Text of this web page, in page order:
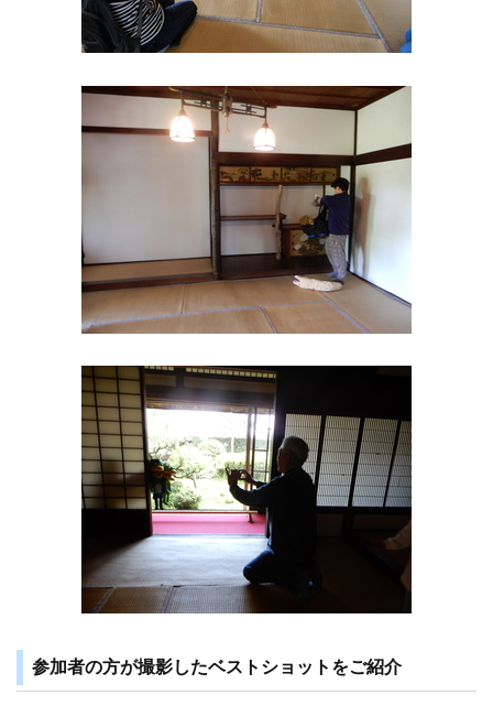
参加者の方が撮影したベストショットをご紹介